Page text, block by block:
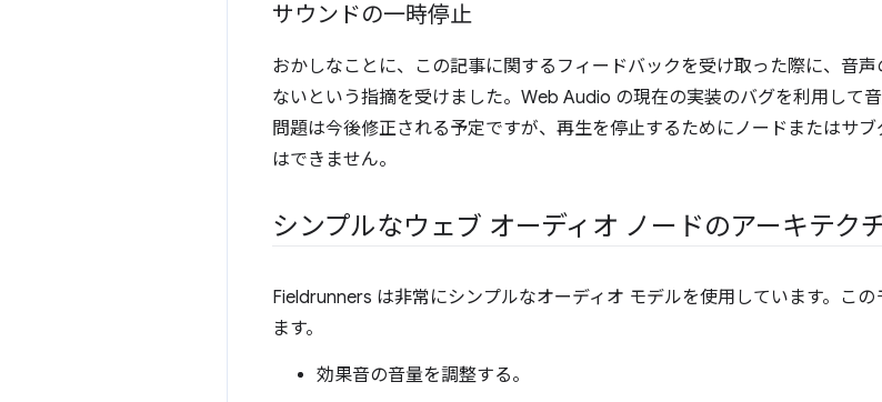
サウンドの一時停止
おかしなことに、この記事に関するフィードバックを受け取った際に、音
ないという指摘を受けました。Web Audio の現在の実装のバグを利用して
問題は今後修正される予定ですが、再生を停止するためにノードまたはサ
はできません。
シンプルなウェブ オーディオ ノードのアーキテク
Fieldrunners は非常にシンプルなオーディオ モデルを使用しています。こ
ます。
効果音の音量を調整する。